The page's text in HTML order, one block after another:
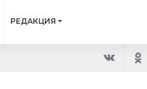
РЕДАКЦИЯ